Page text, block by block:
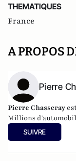
THEMATIQUES
France
A PROPOS
Pierre
Pierre Chasseray
Millions
SUIVRE